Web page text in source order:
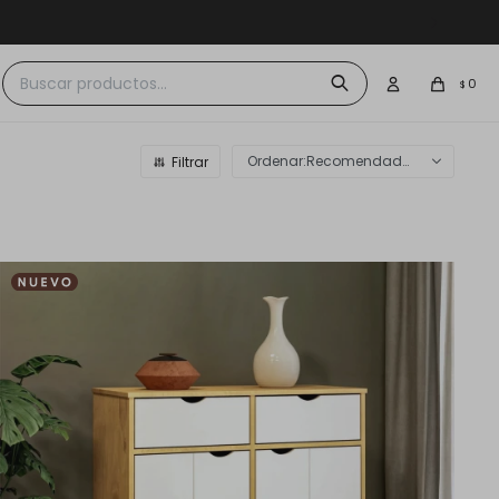
$ 0
Recomendados